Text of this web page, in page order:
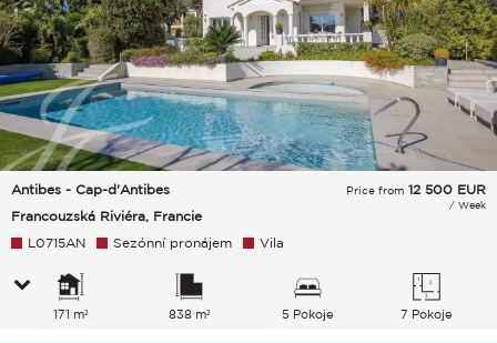
Antibes - Cap-d'Antibes
Francouzská Riviéra, Francie
Price from 12 500 EUR
/ Week
L0715AN Sezónní pronájem Vila
171 m² 838 m² 5 Pokoje 7 Pokoje